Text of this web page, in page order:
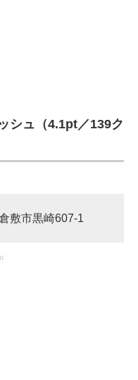
シュ（4.1pt／139ク
敷市黒崎607-1